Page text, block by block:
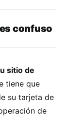
confuso
sitio de
tiene que
su tarjeta de
de